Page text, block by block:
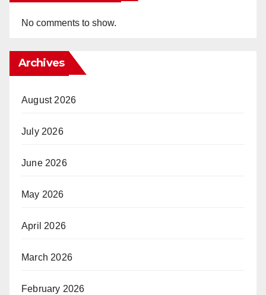
No comments to show.
Archives
August 2026
July 2026
June 2026
May 2026
April 2026
March 2026
February 2026